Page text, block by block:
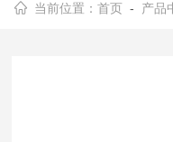
当前位置：首页 - 产品